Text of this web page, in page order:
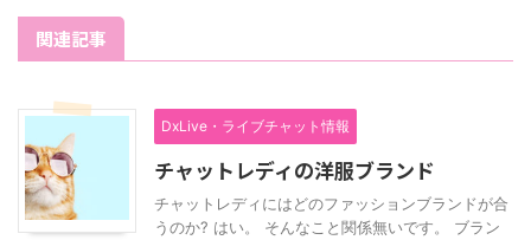
関連記事
DxLive・ライブチャット情報
チャットレディの洋服ブランド
チャットレディにはどのファッションブランドが合
うのか? はい。 そんなこと関係無いです。 ブラン